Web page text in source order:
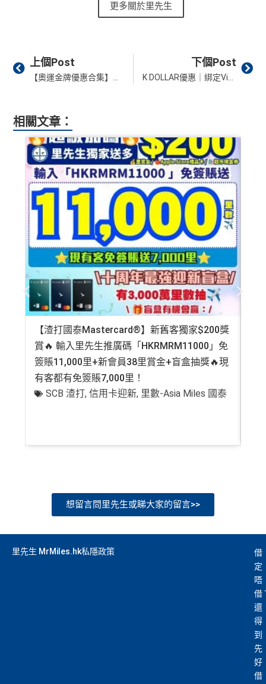
更多關於里先生
Prev
上個Post 下個Post
相關文章：
【渣打國泰Mastercard®】新舊客獨家$200獎
賞🔥 輸入里先生推廣碼「HKRMRM11000」免
簽賬11,000里+新會員38里賞金+盲盒抽獎🔥現
有客都有免簽賬7,000里！
SCB 渣打,信用卡迎新, 里數-Asia Miles 國泰
想留言問里先生或睇大家的留言>>
里先生 MrMiles.hk私隱政策
借
定
唔
借
還
得
到
先
好
借